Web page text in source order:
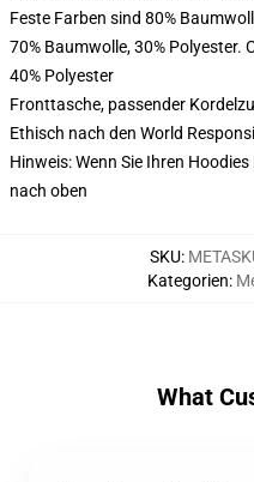
Feste Farben sind 80%
70% Baumwolle, 30% Polyester.
40% Polyester
Fronttasche, passender
Ethisch nach den World
Hinweis: Wenn Sie Ihren
nach oben
SKU:
Kategorien:
What